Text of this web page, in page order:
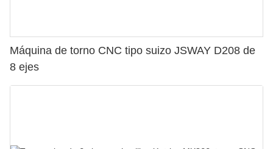
Máquina de torno CNC tipo suizo JSWAY D208 de
8 ejes